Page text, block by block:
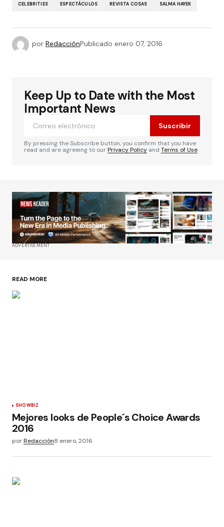
CELEBRITIES ESPECTÁCULOS REVISTA COSAS SALMA HAYEK
por RedacciónPublicado enero 07, 2016
Keep Up to Date with the Most
Important News
Suscribir
By pressing the Subscribe button, you confirm that you have
read and are agreeing to ourPrivacy Policy and Terms of Use
ADVERTISEMENT
READ MORE
SHOWBIZ
Mejores looks de People´s Choice Awards
2016
porRedacción8 enero, 2016